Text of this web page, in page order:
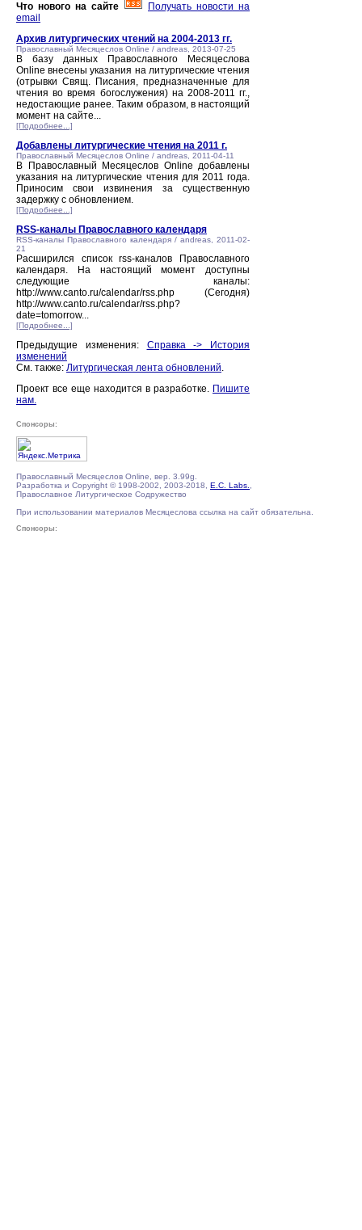
Что нового на сайте
Получать новости на
email
Архив литургических чтений на 2004-2013 гг.
Православный Месяцеслов Online / andreas, 2013-07-25
В базу данных Православного Месяцеслова
Online внесены указания на литургические чтения
(отрывки Свящ. Писания, предназначенные для
чтения во время богослужения) на 2008-2011 гг.,
недостающие ранее. Таким образом, в настоящий
момент на сайте...
[Подробнее...]
Добавлены литургические чтения на 2011 г.
Православный Месяцеслов Online / andreas, 2011-04-11
В Православный Месяцеслов Online добавлены
указания на литургические чтения для 2011 года.
Приносим свои извинения за существенную
задержку с обновлением.
[Подробнее...]
RSS-каналы Православного календаря
RSS-каналы Православного календаря / andreas, 2011-02-
21
Расширился список rss-каналов Православного
календаря. На настоящий момент доступны
следующие каналы:
http://www.canto.ru/calendar/rss.php (Сегодня)
http://www.canto.ru/calendar/rss.php?
date=tomorrow...
[Подробнее...]
Предыдущие изменения: Справка -> История
изменений
См. также: Литургическая лента обновлений.
Проект все еще находится в разработке. Пишите
нам.
Спонсоры:
Православный Месяцеслов Online, вер. 3.99g.
Разработка и Copyright © 1998-2002, 2003-2018, E.C. Labs.
Православное Литургическое Содружество
При использовании материалов Месяцеслова ссылка на сайт обязательна.
Спонсоры: